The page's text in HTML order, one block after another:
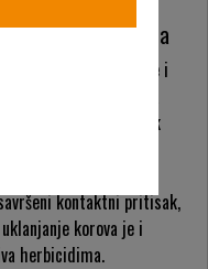
herbicidima
uslužne pružatelje i
i između praznina
štetni za okoliš i čak
profesionalnu
rasta koristeći
kontaktni pritisak,
korova je i
herbicidima.